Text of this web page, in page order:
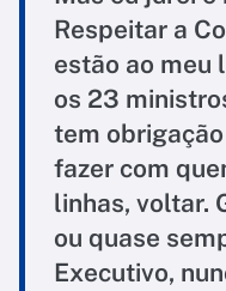
Respeitar a
estão ao meu
os 23
tem
fazer com
linhas, voltar.
ou quase
Executivo,